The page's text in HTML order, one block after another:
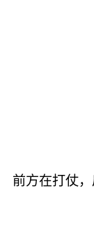
前方在打仗，